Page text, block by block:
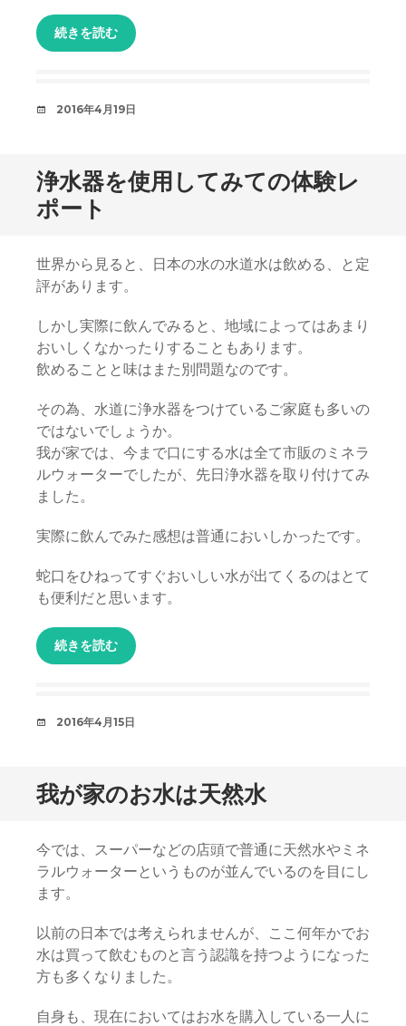
続きを読む
日
2016年4月19日
浄水器を使用してみての体験レ
ポート
世界から見ると、日本の水の水道水は飲める、と定
評があります。
しかし実際に飲んでみると、地域によってはあまり
おいしくなかったりすることもあります。
飲めることと味はまた別問題なのです。
その為、水道に浄水器をつけているご家庭も多いの
ではないでしょうか。
我が家では、今まで口にする水は全て市販のミネラ
ルウォーターでしたが、先日浄水器を取り付けてみ
ました。
実際に飲んでみた感想は普通においしかったです。
蛇口をひねってすぐおいしい水が出てくるのはとて
も便利だと思います。
続きを読む
日
2016年4月15日
我が家のお水は天然水
今では、スーパーなどの店頭で普通に天然水やミネ
ラルウォーターというものが並んでいるのを目にし
ます。
以前の日本では考えられませんが、ここ何年かでお
水は買って飲むものと言う認識を持つようになった
方も多くなりました。
自身も、現在においてはお水を購入している一人に